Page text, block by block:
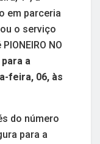
em parceria
o serviço
NO
a
feira, 06, às
do número
para a